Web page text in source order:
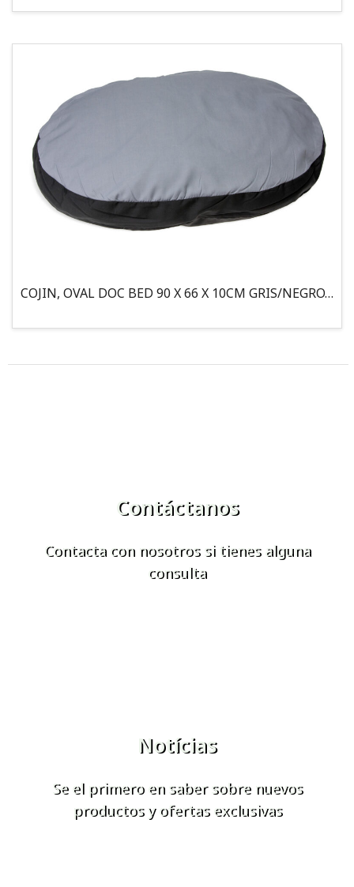
COJIN, OVAL DOC BED 90 X 66 X 10CM GRIS/NEGRO, 95°
Contáctanos
Contacta con nosotros si tienes alguna
consulta
Notícias
Se el primero en saber sobre nuevos
productos y ofertas exclusivas